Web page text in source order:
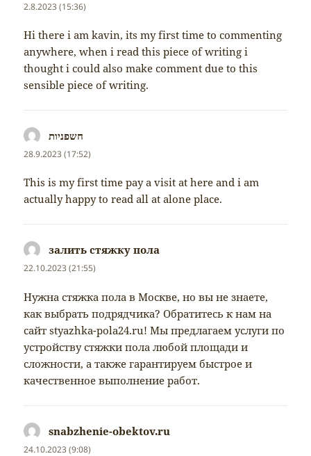
2.8.2023 (15:36)
Hi there i am kavin, its my first time to commenting
anywhere, when i read this piece of writing i
thought i could also make comment due to this
sensible piece of writing.
חשפניות
28.9.2023 (17:52)
This is my first time pay a visit at here and i am
actually happy to read all at alone place.
залить стяжку пола
22.10.2023 (21:55)
Нужна стяжка пола в Москве, но вы не знаете,
как выбрать подрядчика? Обратитесь к нам на
сайт styazhka-pola24.ru! Мы предлагаем услуги по
устройству стяжки пола любой площади и
сложности, а также гарантируем быстрое и
качественное выполнение работ.
snabzhenie-obektov.ru
24.10.2023 (9:08)